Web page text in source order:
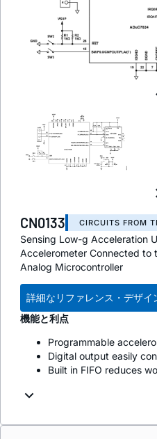
CN0133 CIRCUITS FROM
Sensing Low-g Acceleration
Accelerometer Connected to
Analog Microcontroller
詳細なリファレンス・デザイ
機能と利点
Programmable
Digital output easily
Built in FIFO reduces